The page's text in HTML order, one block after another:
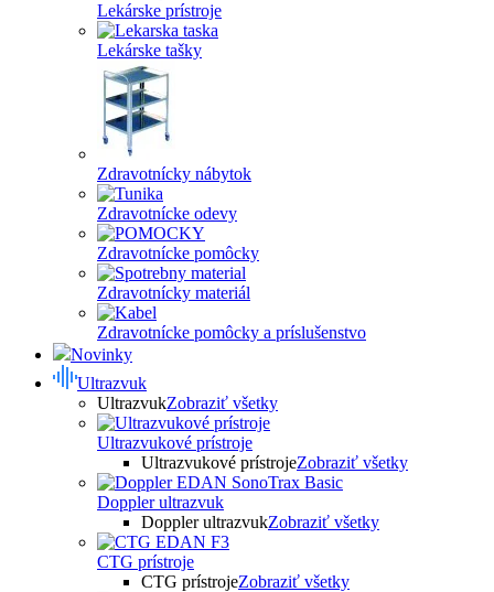
Lekárske prístroje
Lekárske tašky
Zdravotnícky nábytok
Zdravotnícke odevy
Zdravotnícke pomôcky
Zdravotnícky materiál
Zdravotnícke pomôcky a príslušenstvo
Novinky
Ultrazvuk
UltrazvukZobraziť všetky
Ultrazvukové prístroje
Ultrazvukové prístrojeZobraziť všetky
Doppler ultrazvuk
Doppler ultrazvukZobraziť všetky
CTG prístroje
CTG prístrojeZobraziť všetky